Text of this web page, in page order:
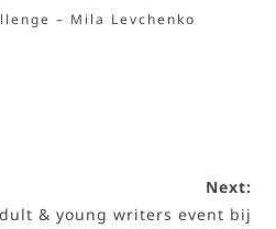
– Mila Levchenko
Next:
& young writers event bij